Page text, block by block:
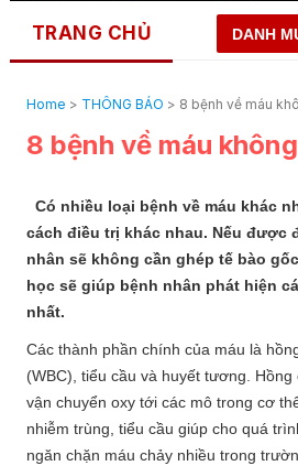
TRANG CHỦ
Home > THÔNG BÁO > 8 bệnh về máu
8 bệnh về máu
Có nhiều loại bệnh về máu khác
cách điều trị khác nhau. Nếu được
nhân sẽ không cần ghép tế bào
học sẽ giúp bệnh nhân phát hiện
nhất.
Các thành phần chính của máu là
(WBC), tiểu cầu và huyết tương. Hồng
vận chuyển oxy tới các mô trong cơ
nhiễm trùng, tiểu cầu giúp cho quá
ngăn chặn máu chảy nhiều trong